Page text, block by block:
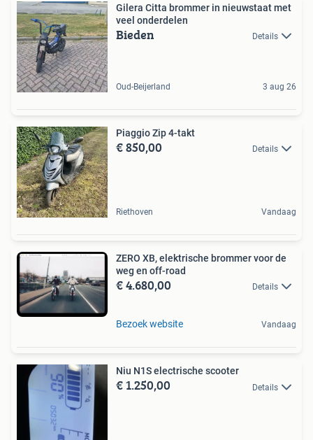
Gilera Citta brommer in nieuwstaat met
veel onderdelen
Bieden Details
Oud-Beijerland 3 aug 26
Piaggio Zip 4-takt
€ 850,00 Details
Riethoven Vandaag
ZERO XB, elektrische brommer voor de
weg en off-road
€ 4.680,00 Details
Bezoek website Vandaag
Niu N1S electrische scooter
€ 1.250,00 Details